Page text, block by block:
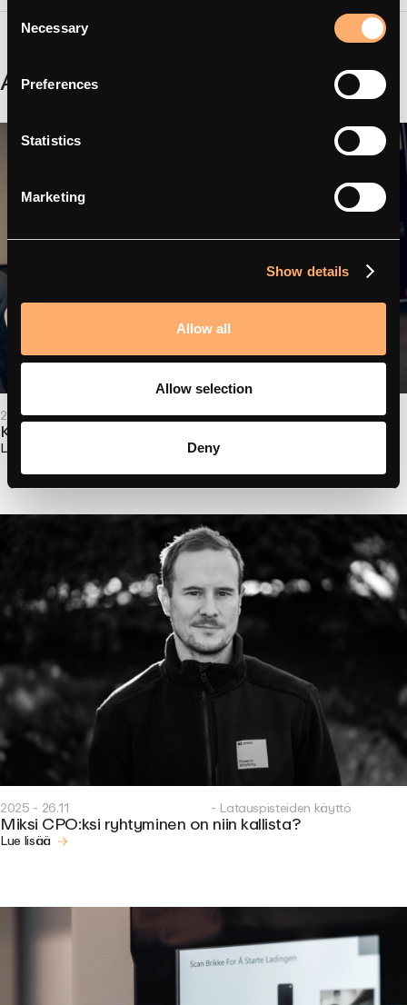
Consent
Selection
Necessary
Preferences
Statistics
Marketing
Show details
Allow all
Allow selection
Deny
Aiheeseen liittyvät
2026 - 24,02 - Kumppanien tarinat
Kone, joka valmistaa koneita
Lue lisää
2025 - 26.11 - Latauspisteiden käyttö
Miksi CPO:ksi ryhtyminen on niin kallista?
Lue lisää